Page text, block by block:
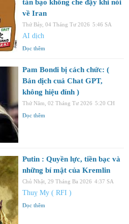
tàn bạo không che đậy khi nói
về Iran
Thứ Bảy, 04 Tháng Tư 2026 5:46 SA
AI dịch
Đọc thêm
Pam Bondi bị cách chức: (
Bản dịch cuả Chat GPT,
không hiệu đính )
Thứ Năm, 02 Tháng Tư 2026 5:20 CH
Đọc thêm
Putin : Quyền lực, tiền bạc và
những bí mật của Kremlin
Chủ Nhật, 29 Tháng Ba 2026 4:37 SA
Thuỵ My ( RFI )
Đọc thêm